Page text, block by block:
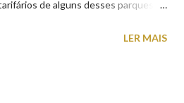
de alguns desses parques de
da cidade (entenda-se por
LER MAIS